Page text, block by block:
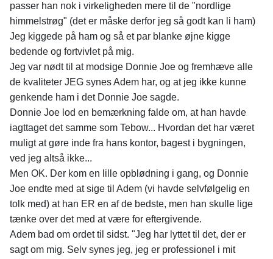
passer han nok i virkeligheden mere til de "nordlige
himmelstrøg" (det er måske derfor jeg så godt kan li ham)
Jeg kiggede på ham og så et par blanke øjne kigge
bedende og fortvivlet på mig.
Jeg var nødt til at modsige Donnie Joe og fremhæve alle
de kvaliteter JEG synes Adem har, og at jeg ikke kunne
genkende ham i det Donnie Joe sagde.
Donnie Joe lod en bemærkning falde om, at han havde
iagttaget det samme som Tebow... Hvordan det har været
muligt at gøre inde fra hans kontor, bagest i bygningen,
ved jeg altså ikke...
Men OK. Der kom en lille opblødning i gang, og Donnie
Joe endte med at sige til Adem (vi havde selvfølgelig en
tolk med) at han ER en af de bedste, men han skulle lige
tænke over det med at være for eftergivende.
Adem bad om ordet til sidst. "Jeg har lyttet til det, der er
sagt om mig. Selv synes jeg, jeg er professionel i mit